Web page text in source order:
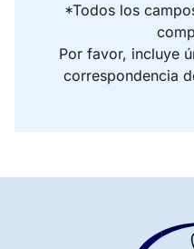
*Todos los
Por favor, incluye
correspondencia